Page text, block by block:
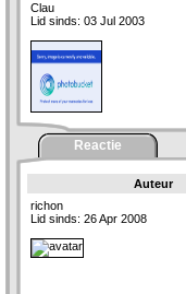
Clau
Lid sinds: 03 Jul 2003
Reactie
Auteur
richon
Lid sinds: 26 Apr 2008